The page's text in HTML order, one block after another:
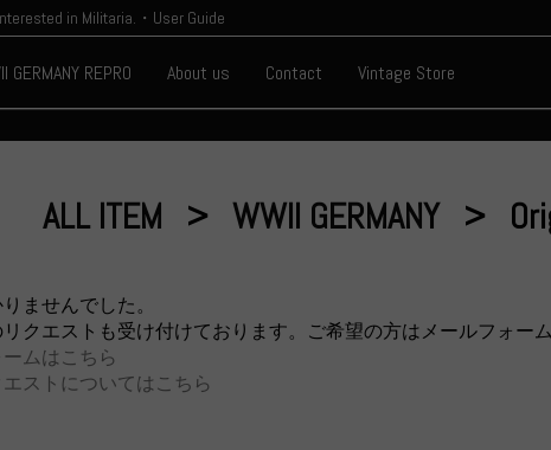
in Militaria.・User Guide
GERMANY REPRO About us Contact Vintage Store
ALL ITEM WWII GERMANY
ませんでした。
クエストも受け付けております。ご希望の方はメールフォー
ムはこちら
ストについてはこちら